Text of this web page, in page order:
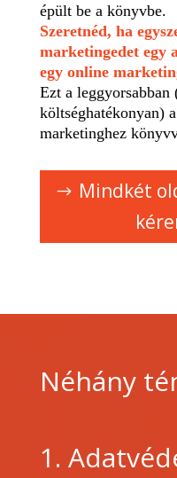
épült be a könyvbe.
Szeretnéd, ha
marketingedet egy
egy online
Ezt a leggyorsabban
költséghatékonyan)
marketinghez
Mindkét
Néhány
1.